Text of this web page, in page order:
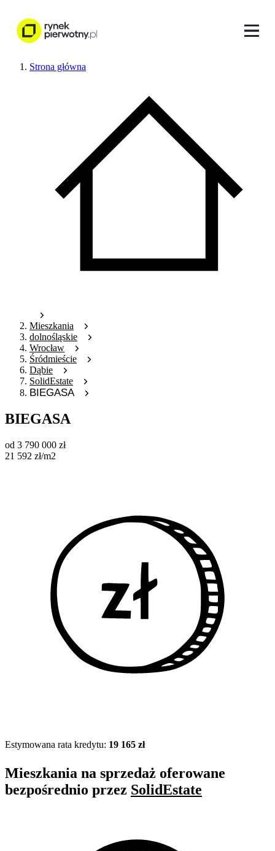
Strona główna
Mieszkania
dolnośląskie
Wrocław
Śródmieście
Dąbie
SolidEstate
BIEGASA
BIEGASA
od 3 790 000 zł
21 592 zł/m2
Estymowana rata kredytu: 19 165 zł
Mieszkania na sprzedaż oferowane
bezpośrednio przez SolidEstate